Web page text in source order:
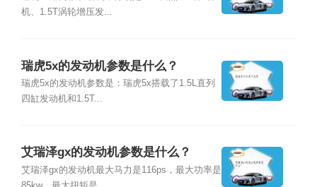
机、1.5T涡轮增压发...
瑞虎5x的发动机参数是什么？
瑞虎5x的发动机参数是：瑞虎5x搭载了1.5L直列
四缸发动机和1.5T...
艾瑞泽gx的发动机参数是什么？
艾瑞泽gx的发动机最大马力是116ps，最大功率是